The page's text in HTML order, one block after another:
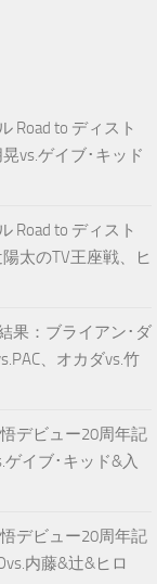
Road to ディスト
vs.ゲイブ･キッド
Road to ディスト
太のTV王座戦、ヒ
果：ブライアン･ダ
、オカダvs.竹
デビュー20周年記
イブ･キッド&入
デビュー20周年記
内藤&辻&ヒロ